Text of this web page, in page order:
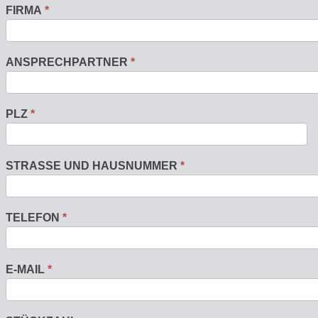
FIRMA *
ANSPRECHPARTNER *
PLZ *
STRASSE UND HAUSNUMMER *
TELEFON *
E-MAIL *